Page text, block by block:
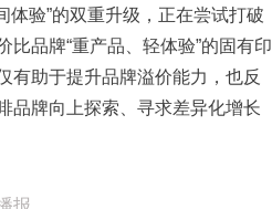
体验”的双重升级，正在尝试打破
比品牌“重产品、轻体验”的固有印
有助于提升品牌溢价能力，也反
品牌向上探索、寻求差异化增长
报